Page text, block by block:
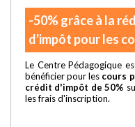
-50% grâce à la
d'impôt pour les
Le Centre Pédagogique
bénéficier pour les cours
crédit d'impôt de 50%
les frais d'inscription.